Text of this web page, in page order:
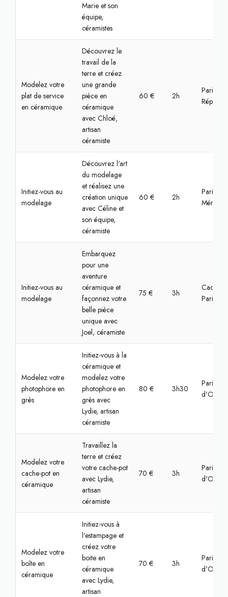
Marie et son
équipe,
céramistes
Modelez votre
plat de service
en céramique
Découvrez le
travail de la
terre et créez
une grande
pièce en
céramique
avec Chloé,
artisan
céramiste
60 € 2h
Paris,
Initiez-vous au
modelage
Découvrez l'art
du modelage
et réalisez une
création unique
avec Céline et
son équipe,
céramiste
60 € 2h
Paris,
Initiez-vous au
modelage
Embarquez
pour une
aventure
céramique et
façonnez votre
belle pièce
unique avec
Joel, céramiste
75 € 3h
Cachan,
Paris
Modelez votre
photophore en
grès
Initiez-vous à la
céramique et
modelez votre
photophore en
grès avec
Lydie, artisan
céramiste
80 € 3h30
Paris,
d'Oise
Modelez votre
cache-pot en
céramique
Travaillez la
terre et créez
votre cache-pot
avec Lydie,
artisan
céramiste
70 € 3h
Paris,
d'Oise
Modelez votre
boîte en
céramique
Initiez-vous à
l'estampage et
créez votre
boite en
céramique
avec Lydie,
artisan
70 € 3h
Paris,
d'Oise